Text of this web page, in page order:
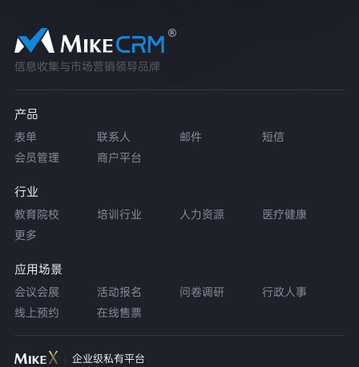
信息收集与市场营销领导品牌
产品
表单 联系人 邮件
短信
会员管理
商户平台
行业
教育院校 培训行业 人力资源
医疗健康
更多
应用场景
会议会展 活动报名 问卷调研
行政人事
线上预约
在线售票
企业级私有平台